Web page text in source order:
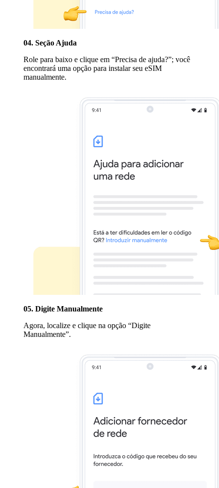
04. Seção Ajuda
Role para baixo e clique em “Precisa de ajuda?”; você
encontrará uma opção para instalar seu eSIM
manualmente.
05. Digite Manualmente
Agora, localize e clique na opção “Digite
Manualmente”.